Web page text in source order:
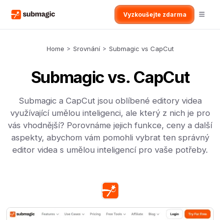
Vyzkoušejte zdarma
Home > Srovnání > Submagic vs CapCut
Submagic vs. CapCut
Submagic a CapCut jsou oblíbené editory videa
využívající umělou inteligenci, ale který z nich je pro
vás vhodnější? Porovnáme jejich funkce, ceny a další
aspekty, abychom vám pomohli vybrat ten správný
editor videa s umělou inteligencí pro vaše potřeby.